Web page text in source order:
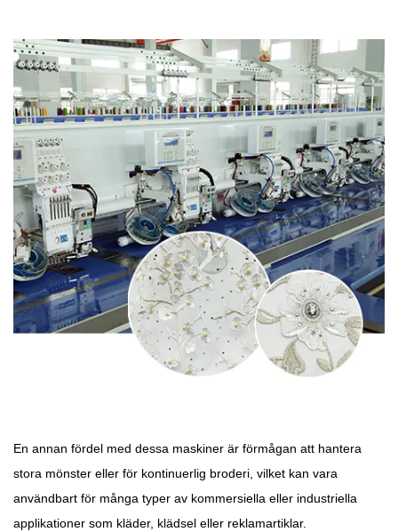
En annan fördel med dessa maskiner är förmågan att hantera
stora mönster eller för kontinuerlig broderi, vilket kan vara
användbart för många typer av kommersiella eller industriella
applikationer som kläder, klädsel eller reklamartiklar.